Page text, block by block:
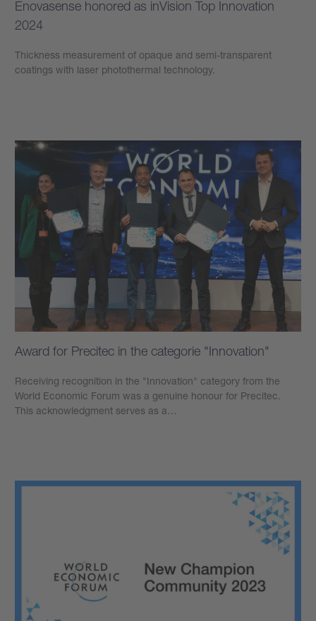
Enovasense honored as inVision Top Innovation
2024
Thickness measurement of opaque and semi-transparent
coatings with laser photothermal technology.
Award for Precitec in the categorie "Innovation"
Receiving recognition in the "Innovation" category from the
World Economic Forum was a genuine honour for Precitec.
This acknowledgment serves as a…